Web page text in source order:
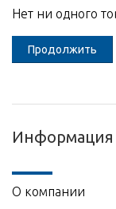
Нет ни одного
Продолжить
Информация
О компании